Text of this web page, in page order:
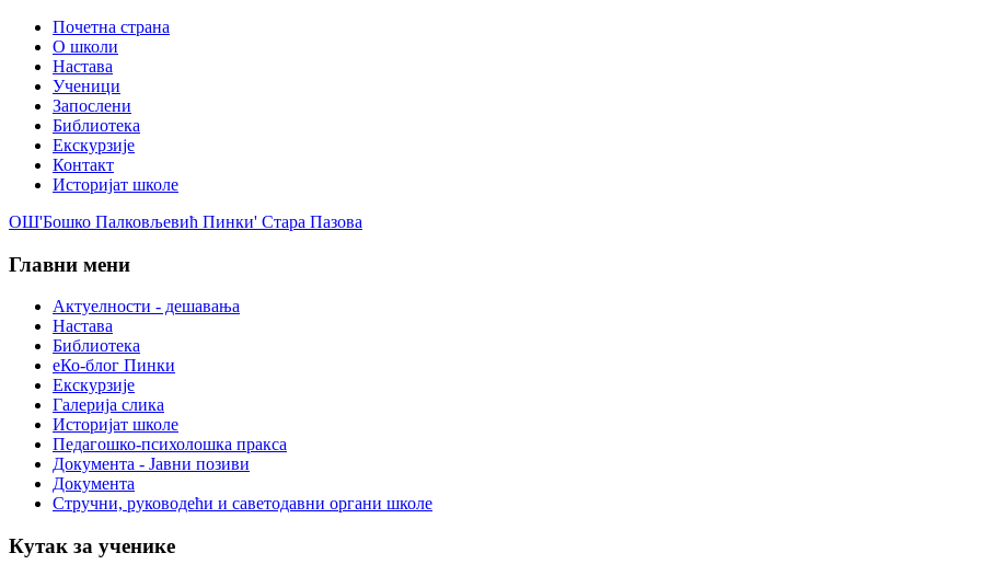
Почетна страна
О школи
Настава
Ученици
Запослени
Библиотека
Екскурзије
Контакт
Историјат школе
ОШ'Бошко Палковљевић Пинки' Стара Пазова
Главни мени
Актуелности - дешавања
Настава
Библиотека
еКо-блог Пинки
Екскурзије
Галерија слика
Историјат школе
Педагошко-психолошка пракса
Документа - Јавни позиви
Документа
Стручни, руководећи и саветодавни органи школе
Кутак за ученике